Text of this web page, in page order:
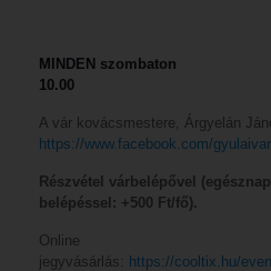
MINDEN szombaton
10.00
A vár kovácsmestere, Árgyelán
https://www.facebook.com/
Részvétel várbelépővel
belépéssel: +500 Ft/fő).
Online
jegyvásárlás: https://cooltix.hu/